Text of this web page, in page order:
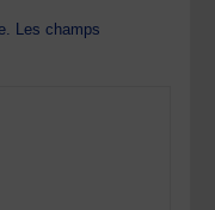
Les champs